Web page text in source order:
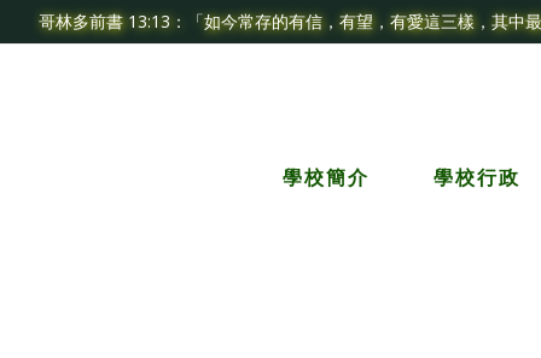
哥林多前書 13:13：「如今常存的有信，有望，有愛這三樣，其中
學校簡介 學校行政